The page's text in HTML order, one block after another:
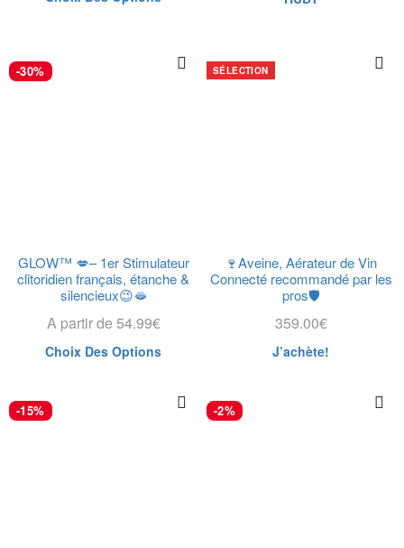
-30%
GLOW™ 💋– 1er Stimulateur
clitoridien français, étanche &
silencieux😉🫦
A partir de 54.99€
Choix Des Options
SÉLECTION
🍷Aveine, Aérateur de Vin
Connecté recommandé par les
pros🛡️
359.00€
J’achète!
-15% -2%